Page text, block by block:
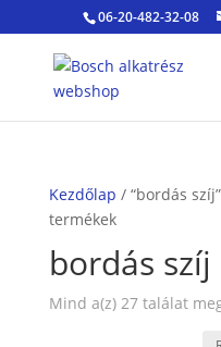
06-20-482-32-08
Kezdőlap / “bordás
termékek
bordás szíj
Mind a(z) 27 találat